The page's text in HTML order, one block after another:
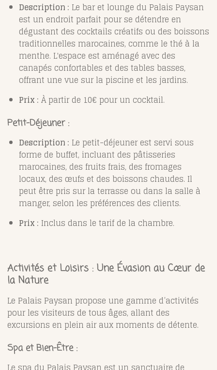
Description : Le bar et lounge du Palais Paysan
est un endroit parfait pour se détendre en
dégustant des cocktails créatifs ou des boissons
traditionnelles marocaines, comme le thé à la
menthe. L'espace est aménagé avec des
canapés confortables et des tables basses,
offrant une vue sur la piscine et les jardins.
Prix : À partir de 10€ pour un cocktail.
Petit-Déjeuner :
Description : Le petit-déjeuner est servi sous
forme de buffet, incluant des pâtisseries
marocaines, des fruits frais, des fromages
locaux, des œufs et des boissons chaudes. Il
peut être pris sur la terrasse ou dans la salle à
manger, selon les préférences des clients.
Prix : Inclus dans le tarif de la chambre.
Activités et Loisirs : Une Évasion au Cœur de
la Nature
Le Palais Paysan propose une gamme d’activités
pour les visiteurs de tous âges, allant des
excursions en plein air aux moments de détente.
Spa et Bien-Être :